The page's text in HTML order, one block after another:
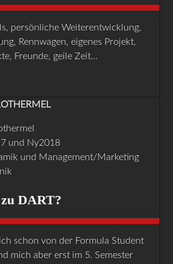
persönliche Weiterentwicklung,
Rennwagen, eigenes Projekt,
Freunde, geile Zeit...
und Ny2018
und Management/Marketing
DART?
schon von der Formula Student
mich aber erst im 5. Semester